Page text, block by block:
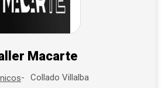
Macarte
Collado Villalba